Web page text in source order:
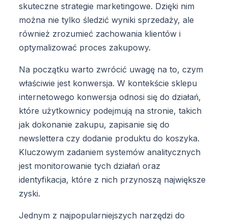
skuteczne strategie marketingowe. Dzięki nim
można nie tylko śledzić wyniki sprzedaży, ale
również zrozumieć zachowania klientów i
optymalizować proces zakupowy.
Na początku warto zwrócić uwagę na to, czym
właściwie jest konwersja. W kontekście sklepu
internetowego konwersja odnosi się do działań,
które użytkownicy podejmują na stronie, takich
jak dokonanie zakupu, zapisanie się do
newslettera czy dodanie produktu do koszyka.
Kluczowym zadaniem systemów analitycznych
jest monitorowanie tych działań oraz
identyfikacja, które z nich przynoszą największe
zyski.
Jednym z najpopularniejszych narzędzi do